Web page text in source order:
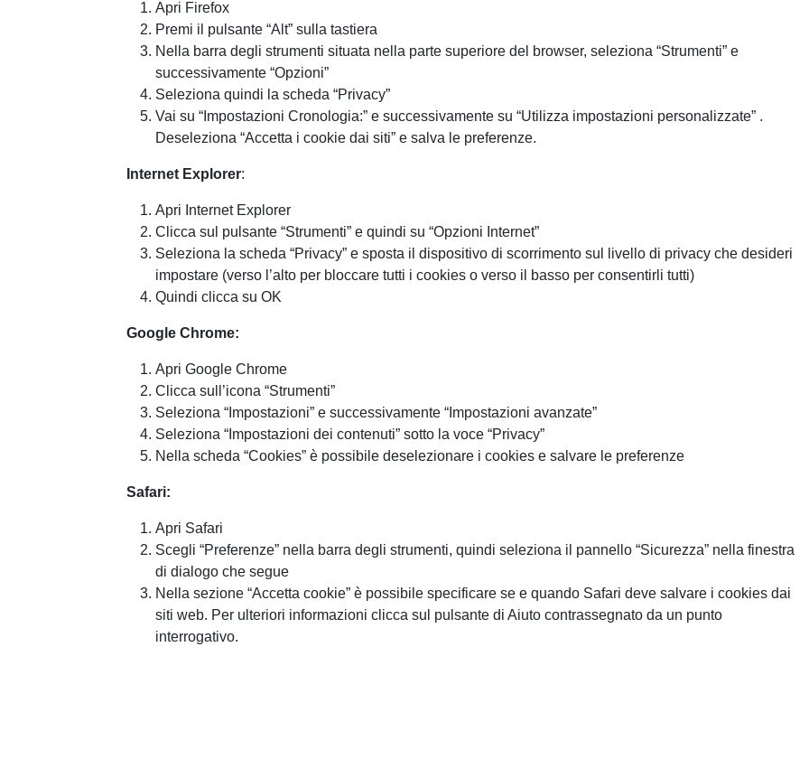
Apri Firefox
Premi il pulsante “Alt” sulla tastiera
Nella barra degli strumenti situata nella parte superiore del browser, seleziona “Strumenti” e
successivamente “Opzioni”
Seleziona quindi la scheda “Privacy”
Vai su “Impostazioni Cronologia:” e successivamente su “Utilizza impostazioni personalizzate” .
Deseleziona “Accetta i cookie dai siti” e salva le preferenze.
Internet Explorer:
Apri Internet Explorer
Clicca sul pulsante “Strumenti” e quindi su “Opzioni Internet”
Seleziona la scheda “Privacy” e sposta il dispositivo di scorrimento sul livello di privacy che desideri
impostare (verso l’alto per bloccare tutti i cookies o verso il basso per consentirli tutti)
Quindi clicca su OK
Google Chrome:
Apri Google Chrome
Clicca sull’icona “Strumenti”
Seleziona “Impostazioni” e successivamente “Impostazioni avanzate”
Seleziona “Impostazioni dei contenuti” sotto la voce “Privacy”
Nella scheda “Cookies” è possibile deselezionare i cookies e salvare le preferenze
Safari:
Apri Safari
Scegli “Preferenze” nella barra degli strumenti, quindi seleziona il pannello “Sicurezza” nella finestra
di dialogo che segue
Nella sezione “Accetta cookie” è possibile specificare se e quando Safari deve salvare i cookies dai
siti web. Per ulteriori informazioni clicca sul pulsante di Aiuto contrassegnato da un punto
interrogativo.